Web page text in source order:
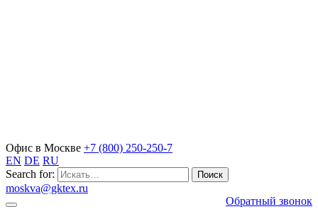
Офис в Москве +7 (800) 250-250-7
EN DE RU
Search for:
moskva@gktex.ru
Обратный звонок